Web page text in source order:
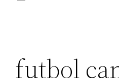
futbol